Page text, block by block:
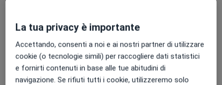
+ 12 prestazioni
Come funzionano i prezzi?
La tua privacy è importante
Accettando, consenti a noi e ai nostri partner di utilizzare
cookie (o tecnologie simili) per raccogliere dati statistici
e fornirti contenuti in base alle tue abitudini di
navigazione. Se rifiuti tutti i cookie, utilizzeremo solo